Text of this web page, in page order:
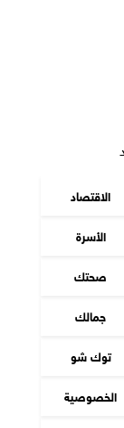
الاقتصاد
الأسرة
صحتك
جمالك
توك شو
الخصوصية